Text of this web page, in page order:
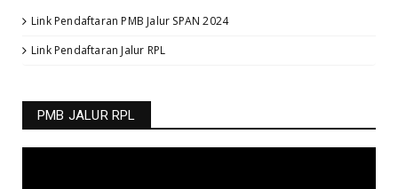
Link Pendaftaran PMB Jalur SPAN 2024
Link Pendaftaran Jalur RPL
PMB JALUR RPL